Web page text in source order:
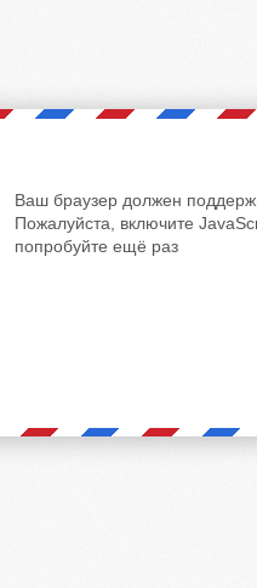
Ваш браузер должен
Пожалуйста, включите
попробуйте ещё раз